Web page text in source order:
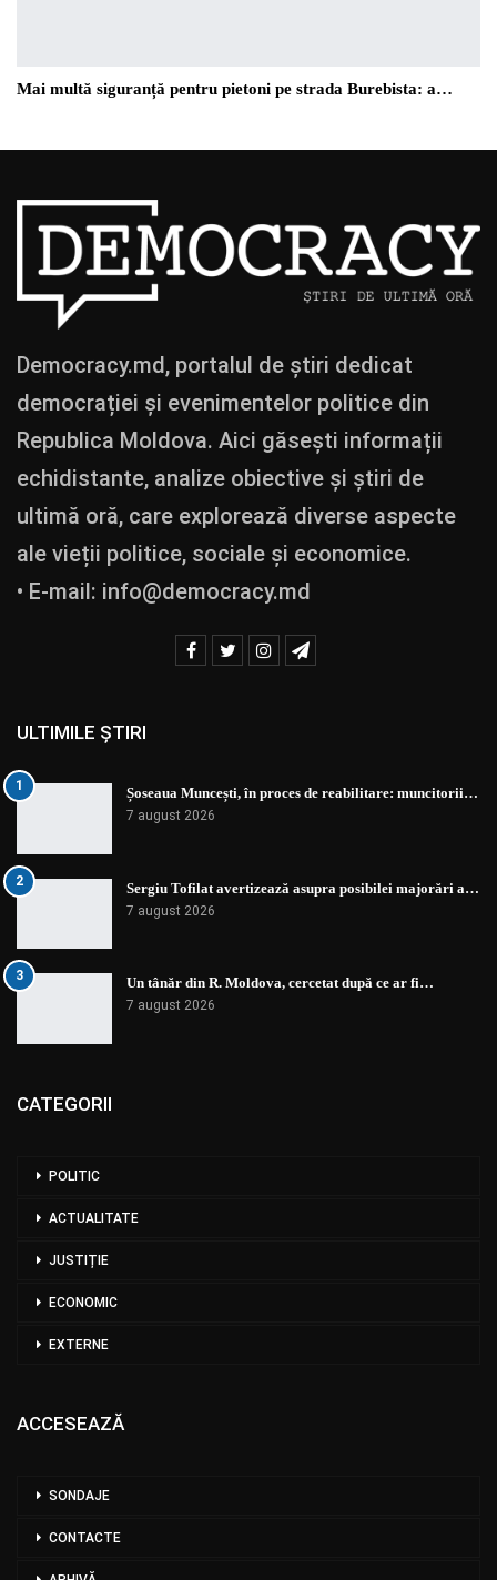
Mai multă siguranță pentru pietoni pe strada Burebista: a…
Democracy.md, portalul de știri dedicat
democrației și evenimentelor politice din
Republica Moldova. Aici găsești informații
echidistante, analize obiective și știri de
ultimă oră, care explorează diverse aspecte
ale vieții politice, sociale și economice.
• E-mail: info@democracy.md
ULTIMILE ȘTIRI
1 Șoseaua Muncești, în proces de reabilitare: muncitorii…
7 august 2026
2 Sergiu Tofilat avertizează asupra posibilei majorări a…
7 august 2026
3 Un tânăr din R. Moldova, cercetat după ce ar fi…
7 august 2026
CATEGORII
POLITIC
ACTUALITATE
JUSTIȚIE
ECONOMIC
EXTERNE
ACCESEAZĂ
SONDAJE
CONTACTE